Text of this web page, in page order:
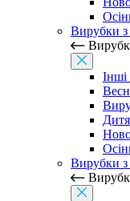
Вирубки з
Вирубки з